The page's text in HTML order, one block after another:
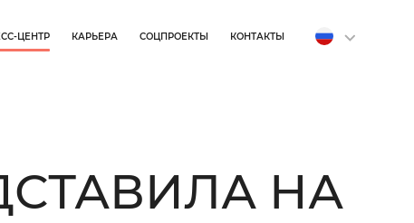
ЦЕНТР КАРЬЕРА СОЦПРОЕКТЫ КОНТАКТЫ
НА